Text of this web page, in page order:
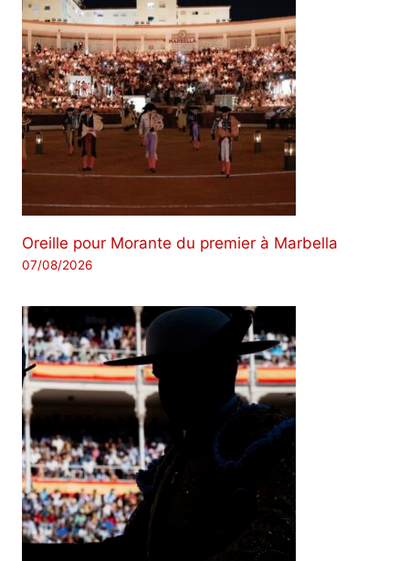
Oreille pour Morante du premier à Marbella
07/08/2026